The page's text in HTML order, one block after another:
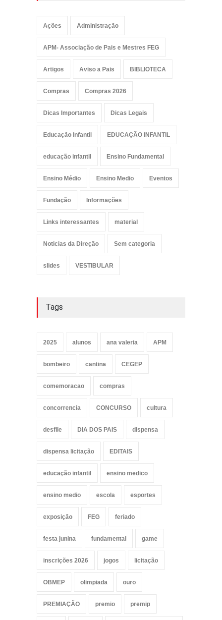
Ações Administração
APM- Associação de Pais e Mestres FEG
Artigos Aviso a Pais BIBLIOTECA
Compras Compras 2026
Dicas Importantes Dicas Legais
Educação Infantil EDUCAÇÃO INFANTIL
educação infantil Ensino Fundamental
Ensino Médio Ensino Medio Eventos
Fundação Informações
Links interessantes material
Noticias da Direção Sem categoria
slides VESTIBULAR
Tags
2025 alunos ana valeria APM
bombeiro cantina CEGEP
comemoracao compras
concorrencia CONCURSO cultura
desfile DIA DOS PAIS dispensa
dispensa licitação EDITAIS
educação infantil ensino medico
ensino medio escola esportes
exposição FEG feriado
festa junina fundamental game
inscrições 2026 jogos licitação
OBMEP olimpiada ouro
PREMIAÇÃO premio premip